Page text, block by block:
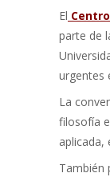
El
parte de
urgentes
La
filosofía
aplicada,
También